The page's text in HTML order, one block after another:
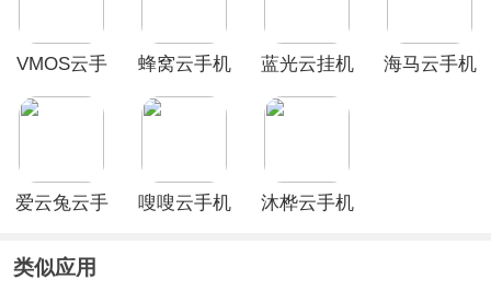
VMOS云手
托管App
蜂窝云手机
蓝光云挂机
海马云手机
爱云兔云手
嗖嗖云手机
沐桦云手机
类似应用